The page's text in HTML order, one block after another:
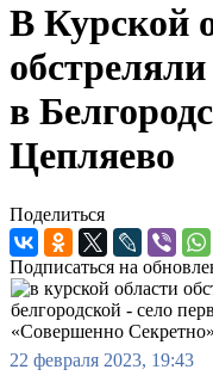
В Курской
в
Цепляево
Поделиться
Подписаться на
22 февраля 2023, 19:43